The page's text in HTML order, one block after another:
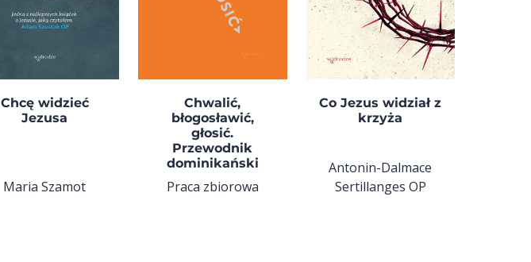
Chcę widzieć
Jezusa
Maria Szamot
Chwalić,
błogosławić,
głosić.
Przewodnik
dominikański
Praca zbiorowa
Co Jezus widział z
krzyża
Antonin-Dalmace
Sertillanges OP